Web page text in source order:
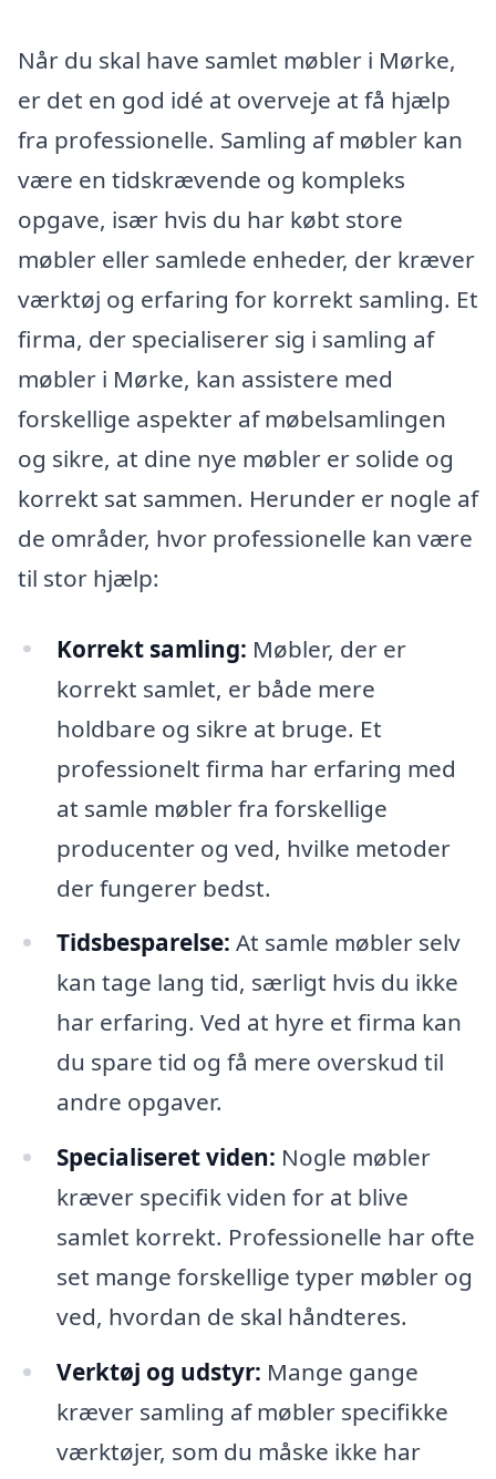
Når du skal have samlet møbler i Mørke,
er det en god idé at overveje at få hjælp
fra professionelle. Samling af møbler kan
være en tidskrævende og kompleks
opgave, især hvis du har købt store
møbler eller samlede enheder, der kræver
værktøj og erfaring for korrekt samling. Et
firma, der specialiserer sig i samling af
møbler i Mørke, kan assistere med
forskellige aspekter af møbelsamlingen
og sikre, at dine nye møbler er solide og
korrekt sat sammen. Herunder er nogle af
de områder, hvor professionelle kan være
til stor hjælp:
Korrekt samling: Møbler, der er
korrekt samlet, er både mere
holdbare og sikre at bruge. Et
professionelt firma har erfaring med
at samle møbler fra forskellige
producenter og ved, hvilke metoder
der fungerer bedst.
Tidsbesparelse: At samle møbler selv
kan tage lang tid, særligt hvis du ikke
har erfaring. Ved at hyre et firma kan
du spare tid og få mere overskud til
andre opgaver.
Specialiseret viden: Nogle møbler
kræver specifik viden for at blive
samlet korrekt. Professionelle har ofte
set mange forskellige typer møbler og
ved, hvordan de skal håndteres.
Verktøj og udstyr: Mange gange
kræver samling af møbler specifikke
værktøjer, som du måske ikke har